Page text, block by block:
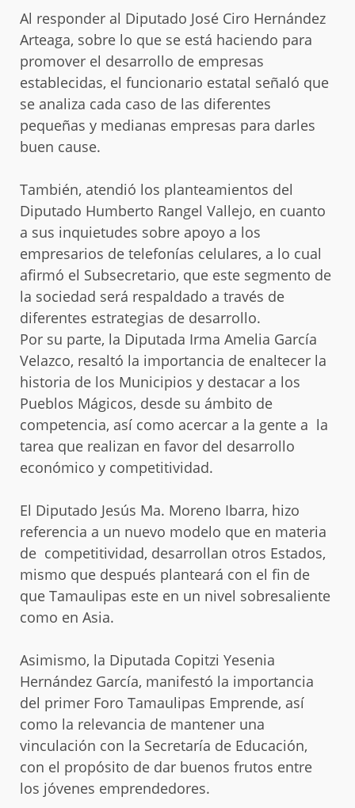
Al responder al Diputado José Ciro Hernández
Arteaga, sobre lo que se está haciendo para
promover el desarrollo de empresas
establecidas, el funcionario estatal señaló que
se analiza cada caso de las diferentes
pequeñas y medianas empresas para darles
buen cause.
También, atendió los planteamientos del
Diputado Humberto Rangel Vallejo, en cuanto
a sus inquietudes sobre apoyo a los
empresarios de telefonías celulares, a lo cual
afirmó el Subsecretario, que este segmento de
la sociedad será respaldado a través de
diferentes estrategias de desarrollo.
Por su parte, la Diputada Irma Amelia García
Velazco, resaltó la importancia de enaltecer la
historia de los Municipios y destacar a los
Pueblos Mágicos, desde su ámbito de
competencia, así como acercar a la gente a la
tarea que realizan en favor del desarrollo
económico y competitividad.
El Diputado Jesús Ma. Moreno Ibarra, hizo
referencia a un nuevo modelo que en materia
de competitividad, desarrollan otros Estados,
mismo que después planteará con el fin de
que Tamaulipas este en un nivel sobresaliente
como en Asia.
Asimismo, la Diputada Copitzi Yesenia
Hernández García, manifestó la importancia
del primer Foro Tamaulipas Emprende, así
como la relevancia de mantener una
vinculación con la Secretaría de Educación,
con el propósito de dar buenos frutos entre
los jóvenes emprendedores.